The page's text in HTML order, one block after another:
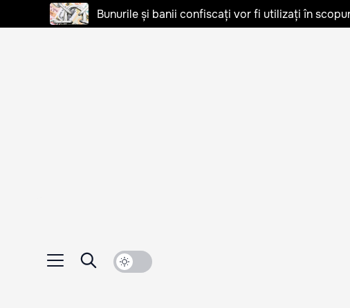
Bunurile și banii confiscați vor fi utilizați în